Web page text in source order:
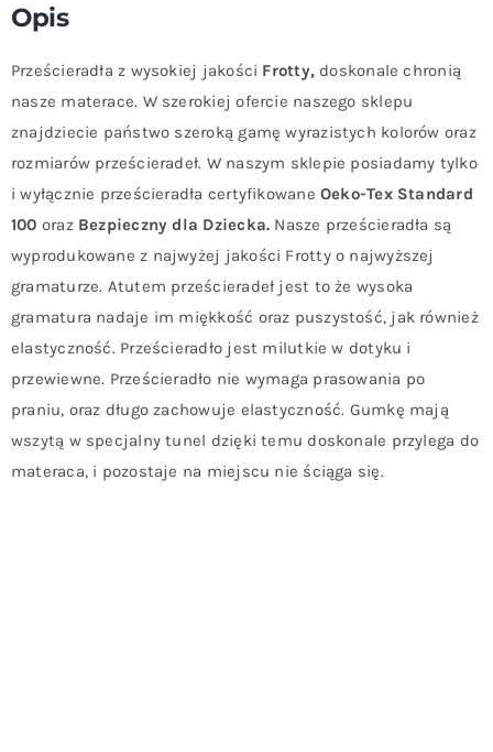
Opis
Prześcieradła z wysokiej jakości Frotty, doskonale chronią
nasze materace. W szerokiej ofercie naszego sklepu
znajdziecie państwo szeroką gamę wyrazistych kolorów oraz
rozmiarów prześcieradeł. W naszym sklepie posiadamy tylko
i wyłącznie prześcieradła certyfikowane Oeko-Tex Standard
100 oraz Bezpieczny dla Dziecka. Nasze prześcieradła są
wyprodukowane z najwyżej jakości Frotty o najwyższej
gramaturze. Atutem prześcieradeł jest to że wysoka
gramatura nadaje im miękkość oraz puszystość, jak również
elastyczność. Prześcieradło jest milutkie w dotyku i
przewiewne. Prześcieradło nie wymaga prasowania po
praniu, oraz długo zachowuje elastyczność. Gumkę mają
wszytą w specjalny tunel dzięki temu doskonale przylega do
materaca, i pozostaje na miejscu nie ściąga się.